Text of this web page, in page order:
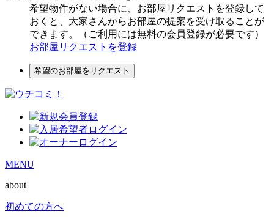
希望物件がない場合に、お部屋リクエストを登録して
おくと、大家さんからお部屋の提案を受け取ることが
できます。（ご利用には無料の会員登録が必要です）
お部屋リクエストを登録
希望のお部屋をリクエスト
MENU
about
初めての方へ